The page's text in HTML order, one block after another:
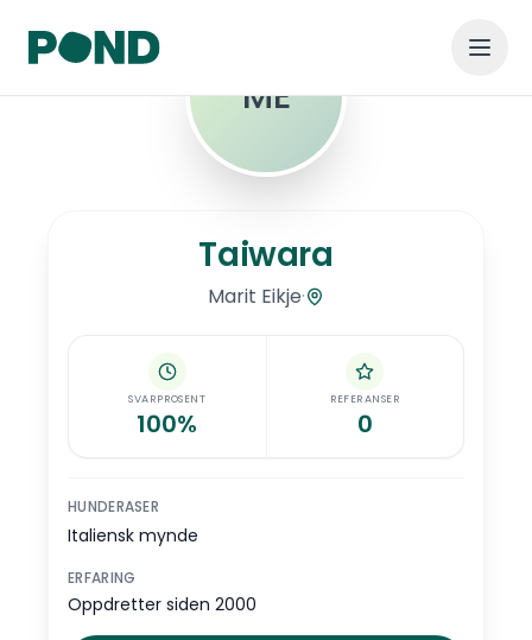
Hopp til hovedinnhold ME
Taiwara
Marit Eikje·
SVARPROSENT
100%
REFERANSER
0
HUNDERASER
Italiensk mynde
ERFARING
Oppdretter siden 2000